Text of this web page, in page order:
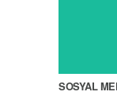
SOSYAL